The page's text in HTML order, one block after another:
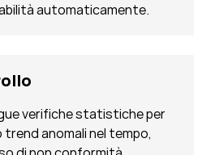
automaticamente.
verifiche statistiche per
trend anomali nel tempo,